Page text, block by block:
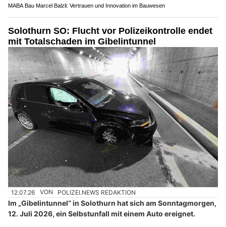
MABA Bau Marcel Balzli: Vertrauen und Innovation im Bauwesen
Solothurn SO: Flucht vor Polizeikontrolle endet
mit Totalschaden im Gibelintunnel
12.07.26 VON POLIZEI.NEWS REDAKTION
Im „Gibelintunnel“ in Solothurn hat sich am Sonntagmorgen,
12. Juli 2026, ein Selbstunfall mit einem Auto ereignet.